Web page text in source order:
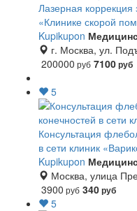
Лазерная
«Клинике скорой
Kupikupon
г. Москва, ул.
200000 руб 7100руб
5
Консультация
в сети клиник
Kupikupon
Москва, улица
3900 руб 340руб
5